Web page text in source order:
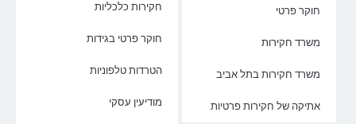
חוקר פרטי
משרד חקירות
משרד חקירות בתל אביב
אתיקה של חקירות פרטיות
חקירות כלכליות
חוקר פרטי בגידות
הטרדות טלפוניות
מודיעין עסקי